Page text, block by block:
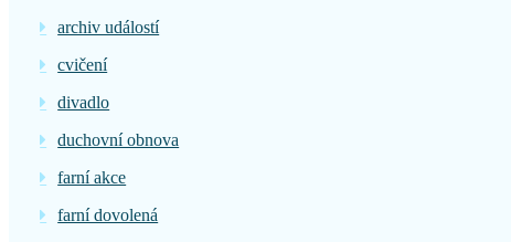
archiv událostí
cvičení
divadlo
duchovní obnova
farní akce
farní dovolená